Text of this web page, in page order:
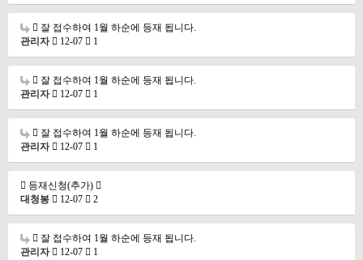
잘 접수하여 1월 하순에 등재 됩니다.
관리자
12-07 1
잘 접수하여 1월 하순에 등재 됩니다.
관리자
12-07 1
잘 접수하여 1월 하순에 등재 됩니다.
관리자
12-07 1
등재신청(추가)
대청봉
12-07 2
잘 접수하여 1월 하순에 등재 됩니다.
관리자
12-07 1